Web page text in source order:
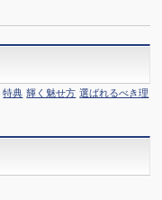
特典 輝く魅せ方 選ばれるべき理